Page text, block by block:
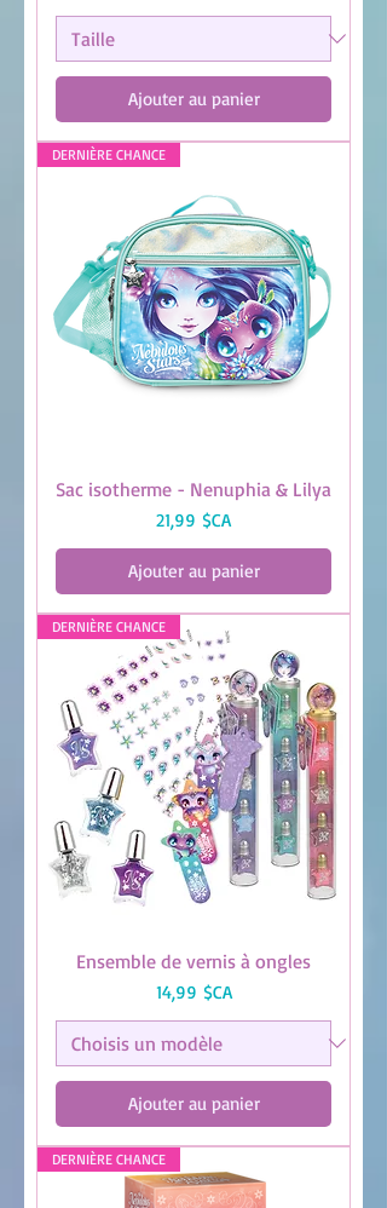
Ajouter au panier
DERNIÈRE CHANCE
Sac isotherme - Nenuphia & Lilya
Prix
21,99 $CA
Ajouter au panier
DERNIÈRE CHANCE
Ensemble de vernis à ongles
Prix
14,99 $CA
Ajouter au panier
DERNIÈRE CHANCE